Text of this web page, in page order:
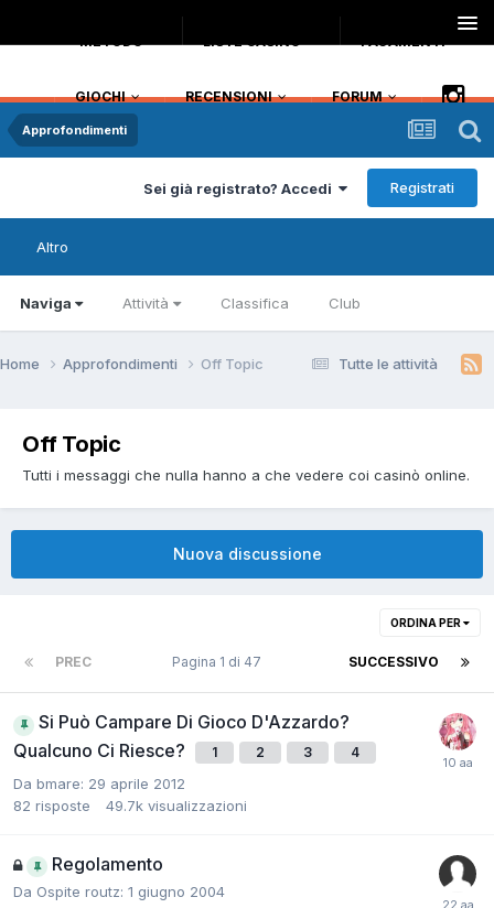
METODO LISTE CASINO PAGAMENTI
GIOCHI RECENSIONI FORUM
Approfondimenti
Sei già registrato? Accedi Registrati
Altro
Naviga Attività Classifica Club
Tutte le attività
Home Approfondimenti Off Topic
Off Topic
Tutti i messaggi che nulla hanno a che vedere coi casinò online.
Nuova discussione
ORDINA PER
PREC SUCCESSIVO
Pagina 1 di 47
Si Può Campare Di Gioco D'Azzardo?
Qualcuno Ci Riesce?
1 2 3 4
Da bmare: 29 aprile 2012
82 risposte 49.7k visualizzazioni
Regolamento
Da Ospite routz: 1 giugno 2004